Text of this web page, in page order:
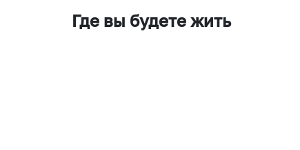
Где вы будете жить